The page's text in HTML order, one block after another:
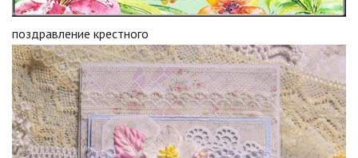
поздравление крестного